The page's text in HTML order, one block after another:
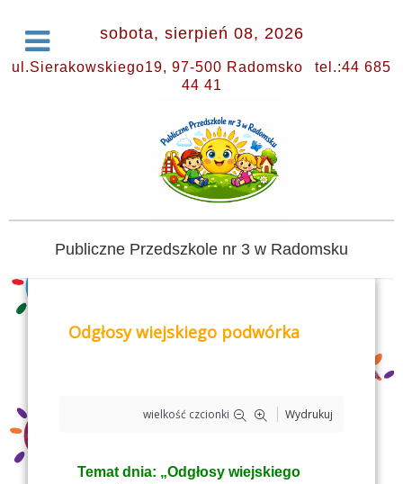
sobota, sierpień 08, 2026
ul.Sierakowskiego19, 97-500 Radomsko
tel.:44 685
44 41
Publiczne Przedszkole nr 3 w Radomsku
Odgłosy wiejskiego podwórka
wielkość czcionki Wydrukuj
Temat dnia: „Odgłosy wiejskiego